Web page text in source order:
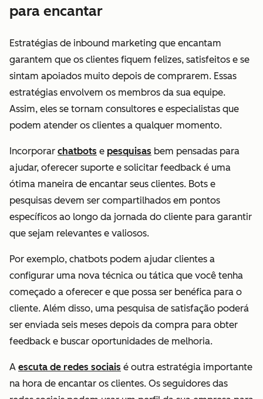
para encantar
Estratégias de inbound marketing que encantam
garantem que os clientes fiquem felizes, satisfeitos e se
sintam apoiados muito depois de comprarem. Essas
estratégias envolvem os membros da sua equipe.
Assim, eles se tornam consultores e especialistas que
podem atender os clientes a qualquer momento.
Incorporar chatbots e pesquisas bem pensadas para
ajudar, oferecer suporte e solicitar feedback é uma
ótima maneira de encantar seus clientes. Bots e
pesquisas devem ser compartilhados em pontos
específicos ao longo da jornada do cliente para garantir
que sejam relevantes e valiosos.
Por exemplo, chatbots podem ajudar clientes a
configurar uma nova técnica ou tática que você tenha
começado a oferecer e que possa ser benéfica para o
cliente. Além disso, uma pesquisa de satisfação poderá
ser enviada seis meses depois da compra para obter
feedback e buscar oportunidades de melhoria.
A escuta de redes sociais é outra estratégia importante
na hora de encantar os clientes. Os seguidores das